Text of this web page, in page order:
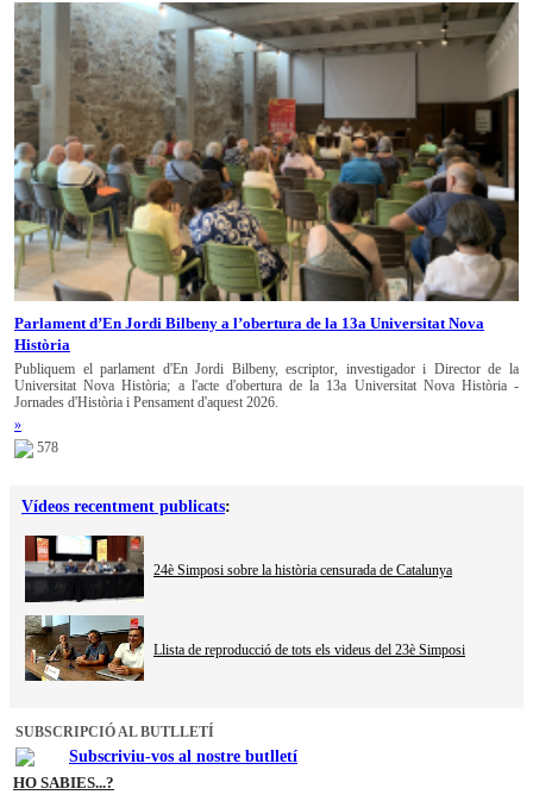
Parlament d’En Jordi Bilbeny a l’obertura de la 13a Universitat Nova
Història
Publiquem el parlament d'En Jordi Bilbeny, escriptor, investigador i Director de la
Universitat Nova Història; a l'acte d'obertura de la 13a Universitat Nova Història -
Jornades d'Història i Pensament d'aquest 2026.
»
578
Vídeos recentment publicats:
24è Simposi sobre la història censurada de Catalunya
Llista de reproducció de tots els videus del 23è Simposi
SUBSCRIPCIÓ AL BUTLLETÍ
Subscriviu-vos al nostre butlletí
HO SABIES...?